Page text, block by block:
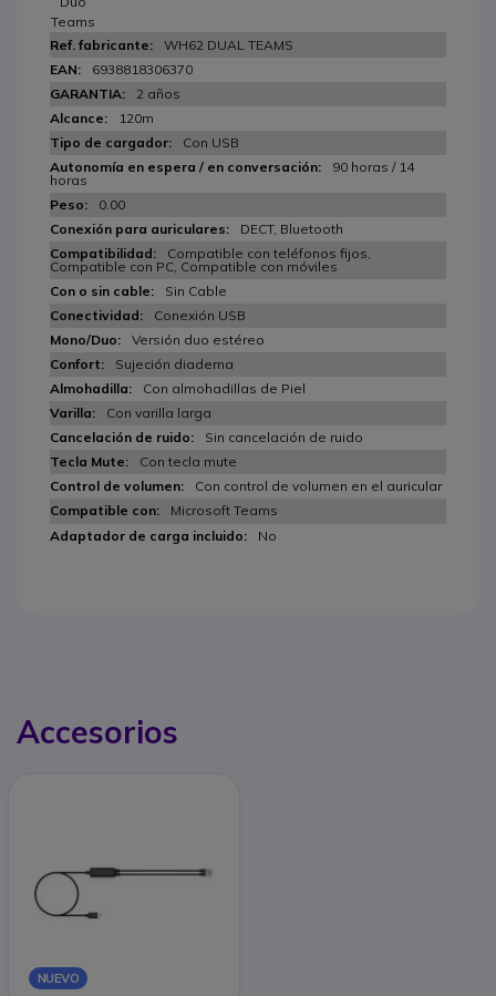
Teams
WH62 DUAL TEAMS
6938818306370
2 años
120m
Con USB
90 horas / 14
horas
0.00
DECT, Bluetooth
Compatible con teléfonos fijos,
Compatible con PC, Compatible con móviles
Sin Cable
Conexión USB
Versión duo estéreo
Sujeción diadema
Con almohadillas de Piel
Con varilla larga
Sin cancelación de ruido
Con tecla mute
Con control de volumen en el auricular
Microsoft Teams
No
Accesorios
NUEVO